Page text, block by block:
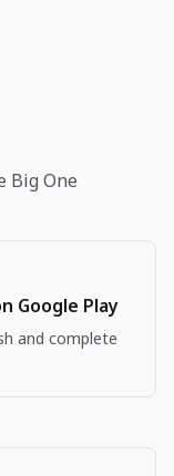
Big One
Google Play
and complete